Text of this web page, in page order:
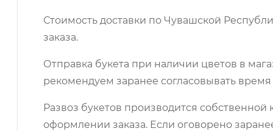
Стоимость доставки по Чувашской
заказа.
Отправка букета при наличии цветов в
рекомендуем заранее согласовывать время
Развоз букетов производится
оформлении заказа. Если оговорено